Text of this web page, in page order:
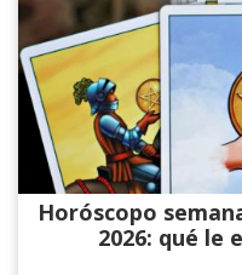
Horóscopo
2026: qué le